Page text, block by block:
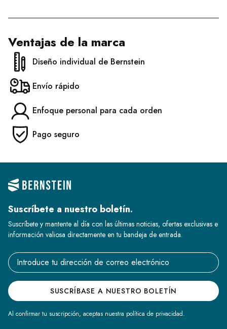
Ventajas de la marca
Diseño individual de Bernstein
Envío rápido
Enfoque personal para cada orden
Pago seguro
Suscríbete a nuestro boletín.
Suscríbete y mantente al día con las últimas noticias, ofertas exclusivas e
información valiosa directamente en tu bandeja de entrada.
Email address
SUSCRÍBASE A NUESTRO BOLETÍN
Al confirmar tu suscripción, aceptas nuestra política de privacidad.